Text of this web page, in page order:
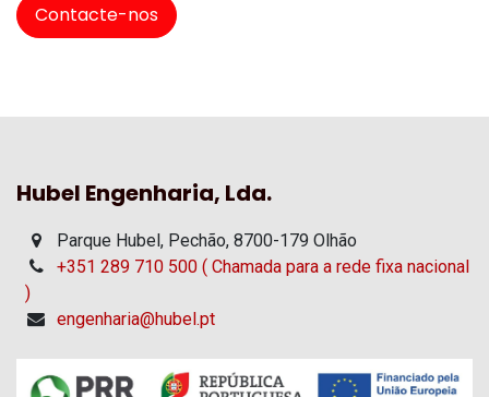
Contacte-nos
Hubel Engenharia, Lda.
Parque Hubel, Pechão, 8700-179 Olhão
+351 289 710 500 ( Chamada para a rede fixa nacional
)
engenharia@hubel.pt